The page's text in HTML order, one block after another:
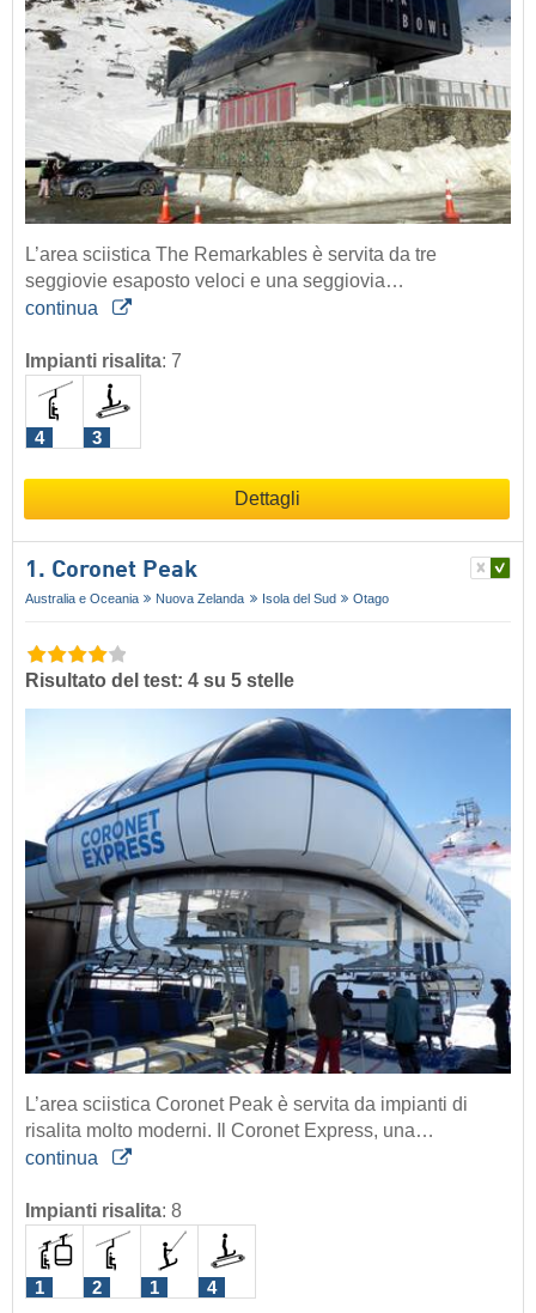
L’area sciistica The Remarkables è servita da tre
seggiovie esaposto veloci e una seggiovia…
continua
Impianti risalita: 7
4 3
Dettagli
1. Coronet Peak
Australia e Oceania Nuova Zelanda Isola del Sud Otago
Risultato del test: 4 su 5 stelle
L’area sciistica Coronet Peak è servita da impianti di
risalita molto moderni. Il Coronet Express, una…
continua
Impianti risalita: 8
1 2 1 4